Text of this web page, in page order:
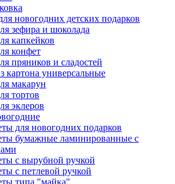
новогодних детских подарков
зефира и шоколада
капкейков
конфет
пряников и сладостей
картона универсальные
макарун
тортов
эклеров
для новогодних подарков
бумажные ламинированные с
с вырубной ручкой
с петлевой ручкой